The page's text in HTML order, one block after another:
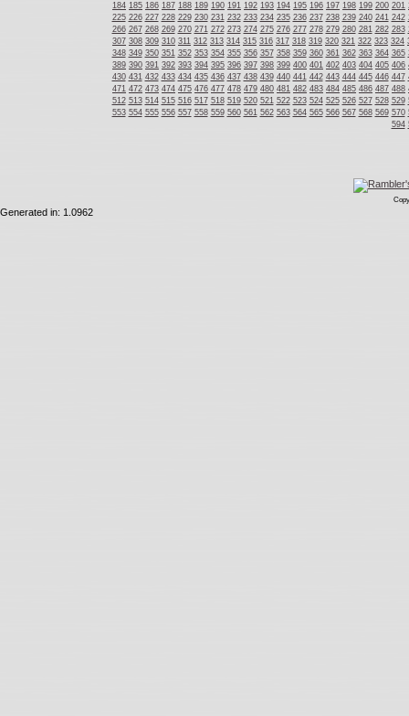
184 185 186 187 188 189 190 191 192 193 194 195 196 197 198 199 200 201
225 226 227 228 229 230 231 232 233 234 235 236 237 238 239 240 241 242
266 267 268 269 270 271 272 273 274 275 276 277 278 279 280 281 282 283
307 308 309 310 311 312 313 314 315 316 317 318 319 320 321 322 323 324
348 349 350 351 352 353 354 355 356 357 358 359 360 361 362 363 364 365
389 390 391 392 393 394 395 396 397 398 399 400 401 402 403 404 405 406
430 431 432 433 434 435 436 437 438 439 440 441 442 443 444 445 446 447
471 472 473 474 475 476 477 478 479 480 481 482 483 484 485 486 487 488
512 513 514 515 516 517 518 519 520 521 522 523 524 525 526 527 528 529
553 554 555 556 557 558 559 560 561 562 563 564 565 566 567 568 569 570
594
Generated in: 1.0962